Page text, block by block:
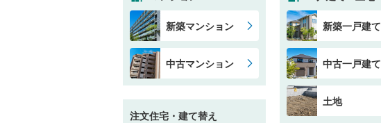
新築マンション
中古マンション
注文住宅・建て替え
新築一戸建て
中古一戸建て
土地